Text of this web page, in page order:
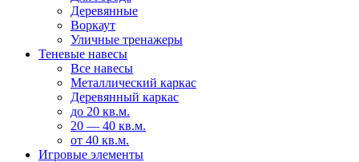
Деревянные
Воркаут
Уличные тренажеры
Теневые навесы
Все навесы
Металлический каркас
Деревянный каркас
до 20 кв.м.
20 — 40 кв.м.
от 40 кв.м.
Игровые элементы